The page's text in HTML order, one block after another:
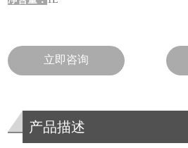
立即咨询
产品描述